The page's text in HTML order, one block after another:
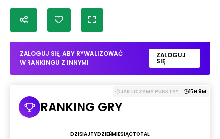
ZALOGUJ SIĘ, ABY RYWALIZOWAĆ
W RANKINGU Z INNYMI
ZALOGUJ
SIĘ
JAK LICZYMY PUNKTY? 17H 9M
RANKING GRY
DZISIAJTYDZIEŃMIESIĄCTOTAL